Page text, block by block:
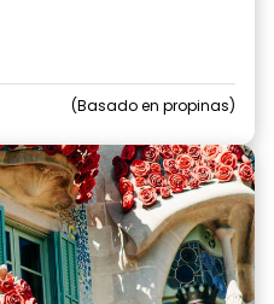
Basado en propinas